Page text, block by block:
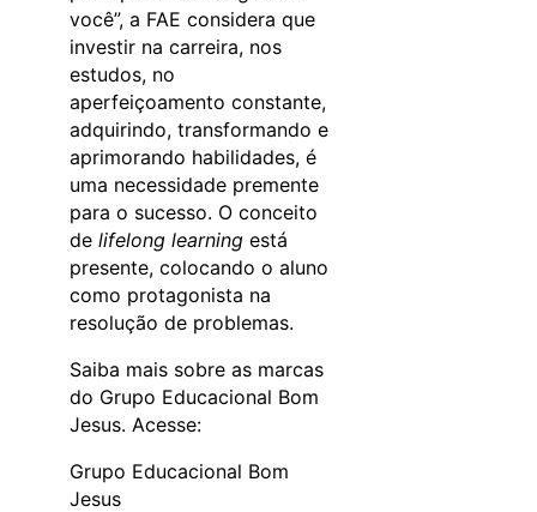
você”, a FAE considera que
investir na carreira, nos
estudos, no
aperfeiçoamento constante,
adquirindo, transformando e
aprimorando habilidades, é
uma necessidade premente
para o sucesso. O conceito
de lifelong learning está
presente, colocando o aluno
como protagonista na
resolução de problemas.
Saiba mais sobre as marcas
do Grupo Educacional Bom
Jesus. Acesse:
Grupo Educacional Bom
Jesus